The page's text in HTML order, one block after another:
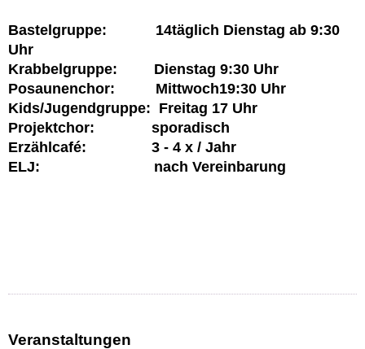
Bastelgruppe: 14täglich Dienstag ab 9:30
Uhr
Krabbelgruppe: Dienstag 9:30 Uhr
Posaunenchor: Mittwoch19:30 Uhr
Kids/Jugendgruppe: Freitag 17 Uhr
Projektchor: sporadisch
Erzählcafé: 3 - 4 x / Jahr
ELJ: nach Vereinbarung
Veranstaltungen